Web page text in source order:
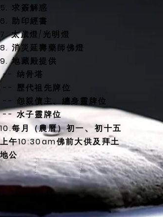
5. 求簽解惑
6. 助印經書
7. 太歲燈/光明燈
8. 消災延壽藥師佛燈
9. 地藏殿提供
-- 纳骨塔
-- 歷代祖先牌位
-- 怨親債主、纏身靈牌位
-- 水子靈牌位
10.每月（農曆）初一、初十五
上午10:30am佛前大供及拜土
地公